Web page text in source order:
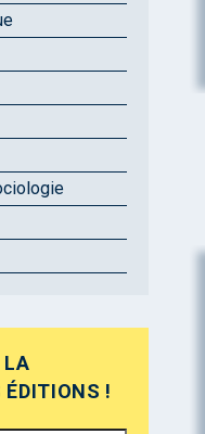
LA
ÉDITIONS !